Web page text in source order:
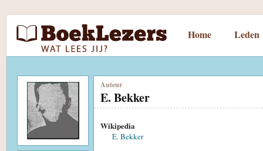
Home Leden
Auteur
E. Bekker
Wikipedia
E. Bekker